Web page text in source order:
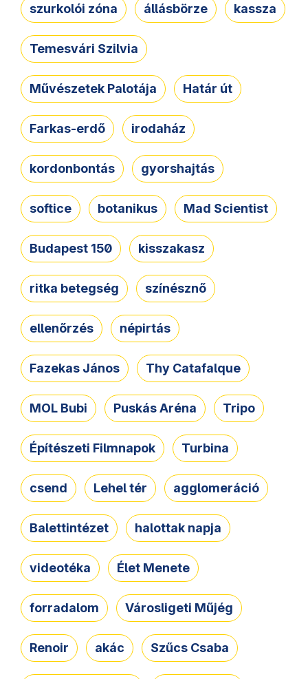
szurkolói zóna állásbörze kassza
Temesvári Szilvia
Művészetek Palotája Határ út
Farkas-erdő irodaház
kordonbontás gyorshajtás
softice botanikus Mad Scientist
Budapest 150 kisszakasz
ritka betegség színésznő
ellenőrzés népirtás
Fazekas János Thy Catafalque
MOL Bubi Puskás Aréna Tripo
Építészeti Filmnapok Turbina
csend Lehel tér agglomeráció
Balettintézet halottak napja
videotéka Élet Menete
forradalom Városligeti Műjég
Renoir akác Szűcs Csaba